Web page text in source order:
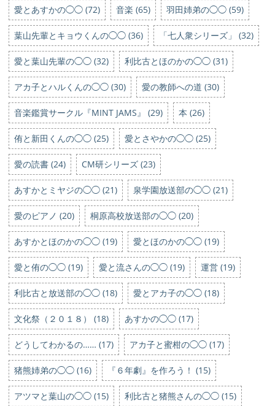
愛とあすかの◯◯ (72) 音楽 (65) 羽田姉弟の◯◯ (59)
葉山先輩とキョウくんの◯◯ (36) 「七人衆シリーズ」 (32)
愛と葉山先輩の◯◯ (32) 利比古とほのかの◯◯ (31)
アカ子とハルくんの◯◯ (30) 愛の教師への道 (30)
音楽鑑賞サークル『MINT JAMS』 (29) 本 (26)
侑と新田くんの◯◯ (25) 愛とさやかの◯◯ (25)
愛の読書 (24) CM研シリーズ (23)
あすかとミヤジの◯◯ (21) 泉学園放送部の◯◯ (21)
愛のピアノ (20) 桐原高校放送部の◯◯ (20)
あすかとほのかの◯◯ (19) 愛とほのかの◯◯ (19)
愛と侑の◯◯ (19) 愛と流さんの◯◯ (19) 運営 (19)
利比古と放送部の◯◯ (18) 愛とアカ子の◯◯ (18)
文化祭（２０１８） (18) あすかの◯◯ (17)
どうしてわかるの…… (17) アカ子と蜜柑の◯◯ (17)
猪熊姉弟の◯◯ (16) 『６年劇』を作ろう！ (15)
アツマと葉山の◯◯ (15) 利比古と猪熊さんの◯◯ (15)